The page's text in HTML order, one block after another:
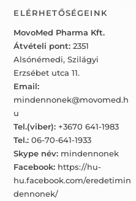
ELÉRHETŐSÉGEINK
MovoMed Pharma Kft.
Átvételi pont: 2351
Alsónémedi, Szilágyi
Erzsébet utca 11.
Email:
mindennonek@movomed.h
u
Tel.(viber): +3670 641-1983
Tel.: 06-70-641-1933
Skype név: mindennonek
Facebook: https://hu-
hu.facebook.com/eredetimin
dennonek/